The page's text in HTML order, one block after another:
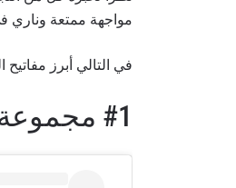
مواجهة ممتعة وناري
في التالي أبرز
#1 مجموعة مكسن من الضربات المتتالية